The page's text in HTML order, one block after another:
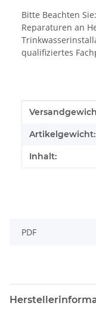
Bitte Beachten Sie:
Reparaturen an
qualifiziertes
Wert
Artikelgewicht:
Inhalt:
PDF